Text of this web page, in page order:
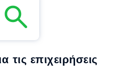
τις επιχειρήσεις